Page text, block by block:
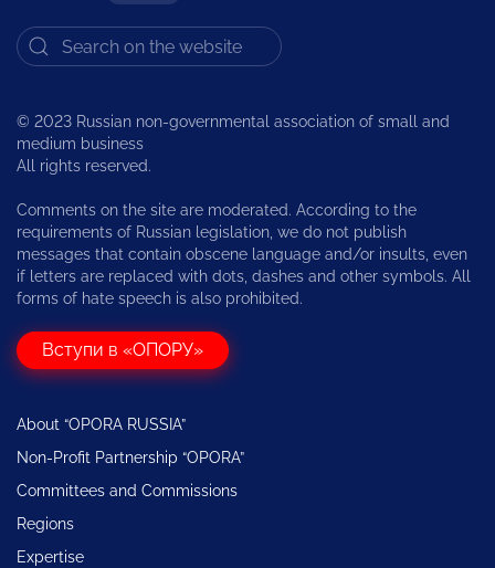
© 2023 Russian non-governmental association of small and
medium business
All rights reserved.
Comments on the site are moderated. According to the
requirements of Russian legislation, we do not publish
messages that contain obscene language and/or insults, even
if letters are replaced with dots, dashes and other symbols. All
forms of hate speech is also prohibited.
Вступи в «ОПОРУ»
About “OPORA RUSSIA”
Non-Profit Partnership “OPORA”
Committees and Commissions
Regions
Expertise